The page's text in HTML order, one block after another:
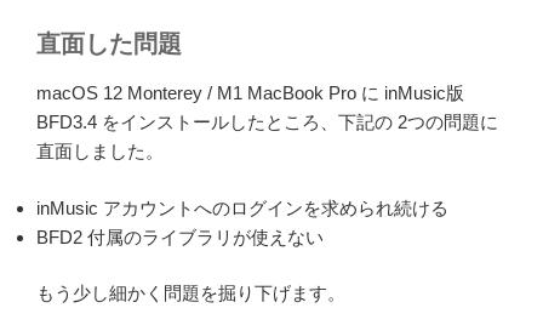
直面した問題
macOS 12 Monterey / M1 MacBook Pro に inMusic版
BFD3.4 をインストールしたところ、下記の 2つの問題に
直面しました。
inMusic アカウントへのログインを求められ続ける
BFD2 付属のライブラリが使えない
もう少し細かく問題を掘り下げます。